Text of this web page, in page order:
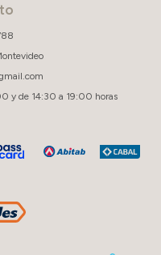
y de 14:30 a 19:00 horas